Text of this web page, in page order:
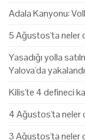
Adala Kanyonu:
5 Ağustos'ta neler
Yasadığı yolla
Yalova'da yakalandı
Kilis'te 4 defineci
4 Ağustos'ta neler
3 Ağustos'ta neler